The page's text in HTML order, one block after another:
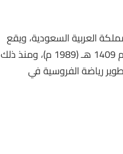
العربية السعودية، ويقع
في محافظة الأحساء بالمنطقة الشرقية. وقد تأسس الميدان عام 1409 هـ (1989 م)، ومنذ ذلك
رياضة الفروسية في